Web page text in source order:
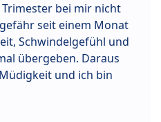
bei mir nicht
seit einem Monat
Schwindelgefühl und
übergeben. Daraus
und ich bin